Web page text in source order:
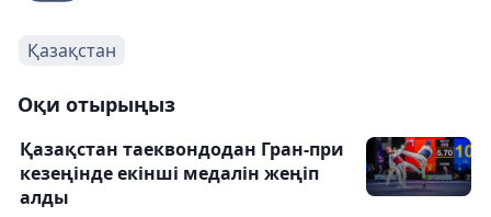
Қазақстан
Оқи отырыңыз
Қазақстан таеквондодан Гран-при
кезеңінде екінші медалін жеңіп
алды